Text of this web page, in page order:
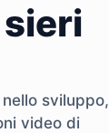
sviluppo,
video di